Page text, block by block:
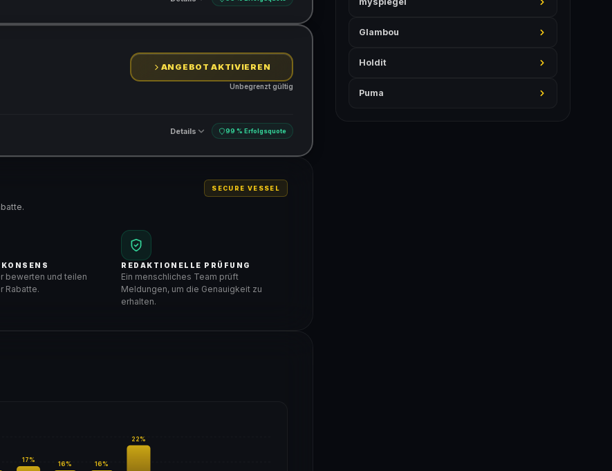
ANGEBOT AKTIVIEREN
Unbegrenzt gültig
Details 99 % Erfolgsquote
SECURE VESSEL
bewerten und teilen
Rabatte.
REDAKTIONELLE PRÜFUNG
Ein menschliches Team prüft
Meldungen, um die Genauigkeit zu
erhalten.
17%
16% 16%
22%
Glambou
Holdit
Puma